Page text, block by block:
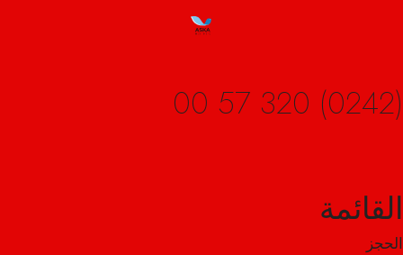
(0242) 320 57 00
القائمة
الحجز
القائمة
الحجز